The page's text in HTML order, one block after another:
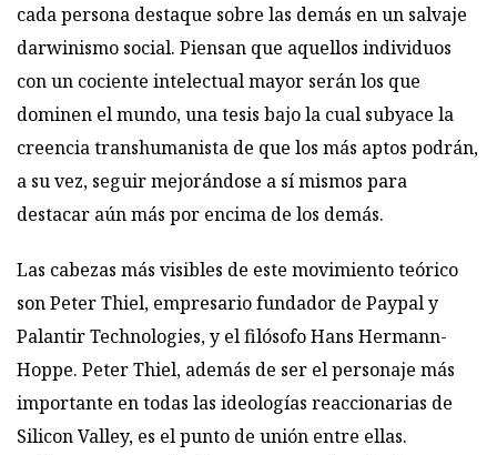
cada persona destaque sobre las demás en un salvaje
darwinismo social. Piensan que aquellos individuos
con un cociente intelectual mayor serán los que
dominen el mundo, una tesis bajo la cual subyace la
creencia transhumanista de que los más aptos podrán,
a su vez, seguir mejorándose a sí mismos para
destacar aún más por encima de los demás.
Las cabezas más visibles de este movimiento teórico
son Peter Thiel, empresario fundador de Paypal y
Palantir Technologies, y el filósofo Hans Hermann-
Hoppe. Peter Thiel, además de ser el personaje más
importante en todas las ideologías reaccionarias de
Silicon Valley, es el punto de unión entre ellas.